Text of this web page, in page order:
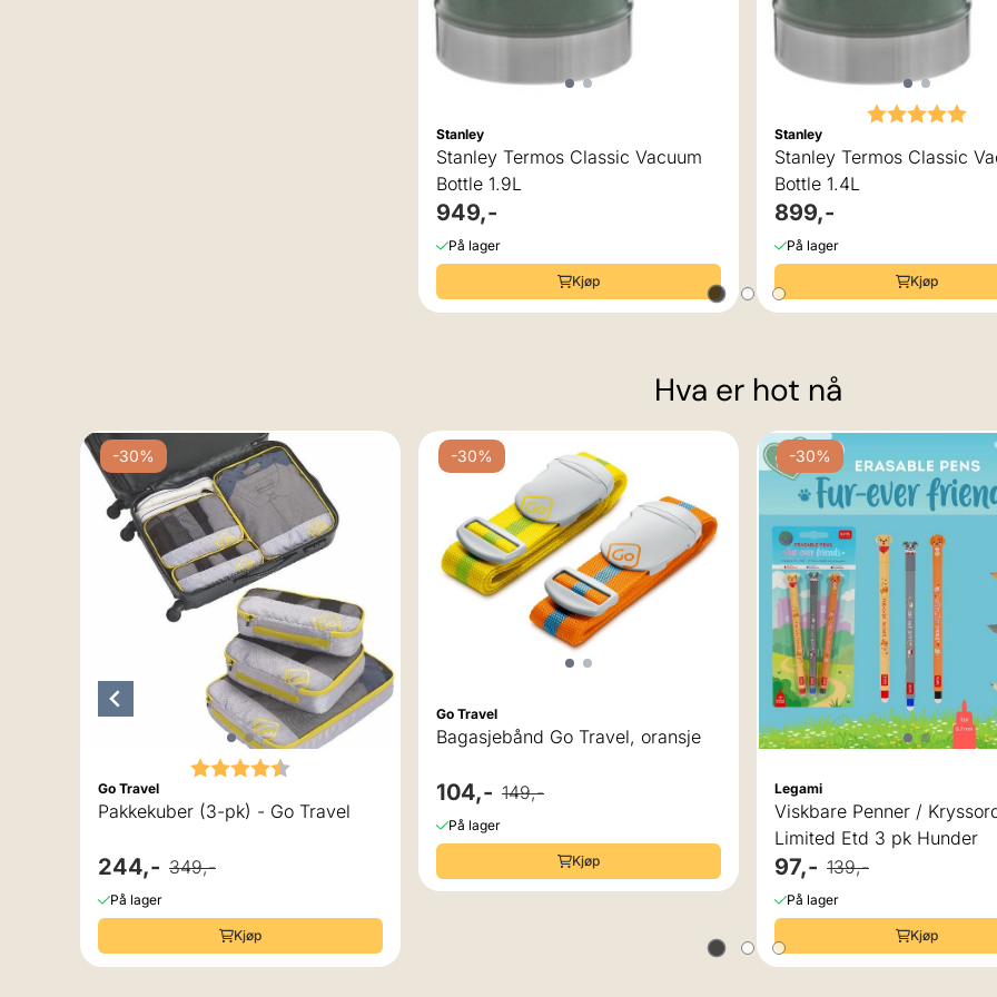
Stanley
Stanley Termos Classic Vacuum
Bottle 1.9L
949,-
På lager
Kjøp
Karakter:
Stanley
Stanley Termos Classic
Bottle 1.4L
899,-
På lager
Kjøp
Hva er hot nå
-30%
Karakter:
Go Travel
Pakkekuber (3-pk) - Go Travel
244,- 349,-
På lager
Kjøp
-30%
Go Travel
Bagasjebånd Go Travel, oransje
104,- 149,-
På lager
Kjøp
-30%
Legami
Viskbare Penner /
Limited Etd 3 pk Hunder
97,- 139,-
På lager
Kjøp